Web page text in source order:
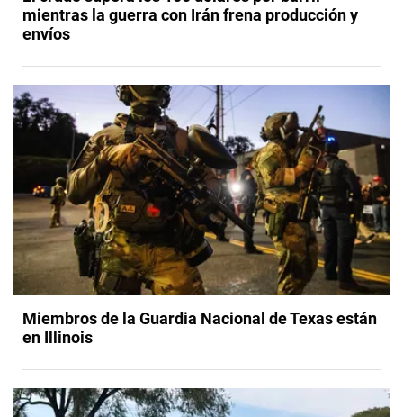
mientras la guerra con Irán frena producción y
envíos
Miembros de la Guardia Nacional de Texas están
en Illinois